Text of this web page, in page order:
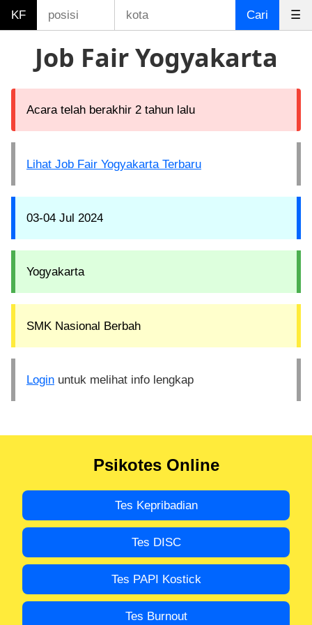
KF ☰
Cari
Job Fair Yogyakarta
Acara telah berakhir 2 tahun lalu
Lihat Job Fair Yogyakarta Terbaru
03-04 Jul 2024
Yogyakarta
SMK Nasional Berbah
Login untuk melihat info lengkap
Psikotes Online
Tes Kepribadian
Tes DISC
Tes PAPI Kostick
Tes Burnout